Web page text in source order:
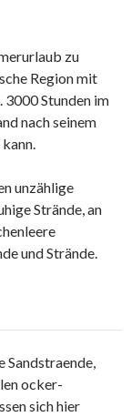
zu
Region mit
3000 Stunden im
nach seinem
unzählige
Strände, an
und Strände.
Sandstraende,
ocker-
sich hier